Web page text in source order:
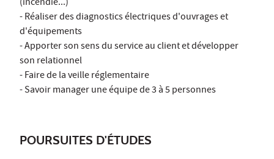
(incendie...)
- Réaliser des diagnostics électriques d'ouvrages et
d'équipements
- Apporter son sens du service au client et développer
son relationnel
- Faire de la veille réglementaire
- Savoir manager une équipe de 3 à 5 personnes
POURSUITES D'ÉTUDES